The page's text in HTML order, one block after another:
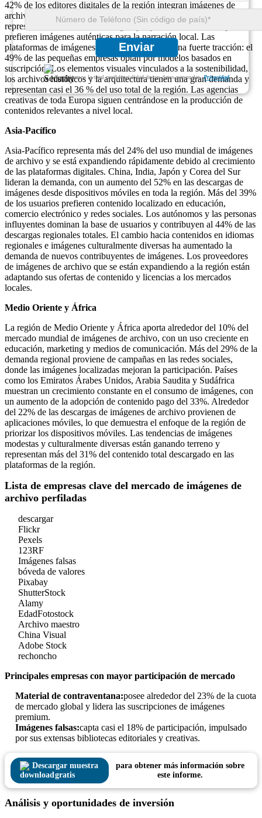
Enviar
Garantizamos la total confidencialidad de sus datos personales.Privacidad
42% de los editores digitales de la región integran imágenes de
archivo en artículos y blogs. El contenido editorial y cultural
representa el 31% de las descargas, ya que los usuarios europeos
prefieren imágenes auténticas para la narración local. Las
plataformas de imágenes pagas experimentan una fuerte tracción: el
49% de las pequeñas empresas optan por modelos basados ​​en
suscripción. Los elementos visuales vinculados a la sostenibilidad,
los archivos históricos y la arquitectura tienen una gran demanda y
representan casi el 36 % del uso total de la región. Las agencias
creativas de toda Europa siguen centrándose en la producción de
contenidos relevantes a nivel local.
Asia-Pacífico
Asia-Pacífico representa más del 24% del uso mundial de imágenes
de archivo y se está expandiendo rápidamente debido al crecimiento
de las plataformas digitales. China, India, Japón y Corea del Sur
lideran la demanda, con un aumento del 52% en las descargas de
imágenes desde dispositivos móviles en toda la región. Más del 39%
de los usuarios prefieren contenido localizado en educación,
comercio electrónico y redes sociales. Los autónomos y las personas
influyentes dominan la base de usuarios y contribuyen al 44% de las
descargas regionales totales. El cambio hacia contenidos en idiomas
regionales e imágenes culturalmente diversas ha aumentado la
demanda de nuevos contribuyentes de imágenes. Los proveedores
de imágenes de archivo que se están expandiendo a la región están
adaptando sus ofertas de contenido y licencias a los mercados
locales.
Medio Oriente y África
La región de Medio Oriente y África aporta alrededor del 10% del
mercado mundial de imágenes de archivo, con un uso creciente en
educación, marketing y medios de comunicación. Más del 29% de la
demanda regional proviene de campañas en las redes sociales,
donde las imágenes localizadas mejoran la participación. Países
como los Emiratos Árabes Unidos, Arabia Saudita y Sudáfrica
muestran un crecimiento constante en el consumo de imágenes, con
un aumento de la adopción de contenido pago del 33%. Alrededor
del 22% de las descargas de imágenes de archivo provienen de
aplicaciones móviles, lo que demuestra el enfoque de la región de
priorizar los dispositivos móviles. Las tendencias de imágenes
modestas y culturalmente diversas están ganando terreno y
representan más del 31% del contenido total descargado en las
plataformas de la región.
Lista de empresas clave del mercado de imágenes de
archivo perfiladas
descargar
Flickr
Pexels
123RF
Imágenes falsas
bóveda de valores
Pixabay
ShutterStock
Alamy
EdadFotostock
Archivo maestro
China Visual
Adobe Stock
rechoncho
Principales empresas con mayor participación de mercado
Material de contraventana:posee alrededor del 23% de la cuota
de mercado global y lidera las suscripciones de imágenes
premium.
Imágenes falsas:capta casi el 18% de participación, impulsado
por sus extensas bibliotecas editoriales y creativas.
Descargar muestra
gratis
para obtener más información sobre
este informe.
Análisis y oportunidades de inversión